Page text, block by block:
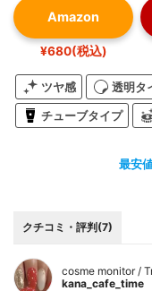
Amazon
¥680(税込)
ツヤ感 透明タ
チューブタイプ
最安
クチコミ・評判(7)
cosme monitor /
kana_cafe_time